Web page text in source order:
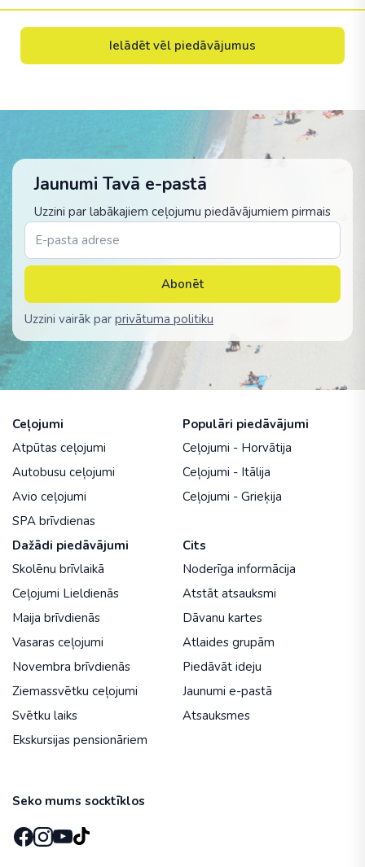
Ielādēt vēl piedāvājumus
Jaunumi Tavā e-pastā
Uzzini par labākajiem ceļojumu piedāvājumiem pirmais
Abonēt
Uzzini vairāk par privātuma politiku
Ceļojumi
Atpūtas ceļojumi
Autobusu ceļojumi
Avio ceļojumi
SPA brīvdienas
Populāri piedāvājumi
Ceļojumi - Horvātija
Ceļojumi - Itālija
Ceļojumi - Grieķija
Dažādi piedāvājumi
Skolēnu brīvlaikā
Ceļojumi Lieldienās
Maija brīvdienās
Vasaras ceļojumi
Novembra brīvdienās
Ziemassvētku ceļojumi
Svētku laiks
Ekskursijas pensionāriem
Cits
Noderīga informācija
Atstāt atsauksmi
Dāvanu kartes
Atlaides grupām
Piedāvāt ideju
Jaunumi e-pastā
Atsauksmes
Seko mums socktīklos